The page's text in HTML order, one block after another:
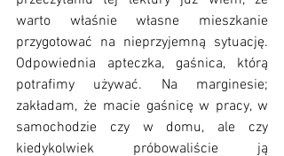
warto właśnie własne mieszkanie
przygotować na nieprzyjemną sytuację.
Odpowiednia apteczka, gaśnica, którą
potrafimy używać. Na marginesie;
zakładam, że macie gaśnicę w pracy, w
samochodzie czy w domu, ale czy
kiedykolwiek próbowaliście ją